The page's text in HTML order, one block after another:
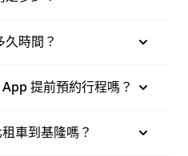
時間？
提前預約行程嗎？
車到基隆嗎？